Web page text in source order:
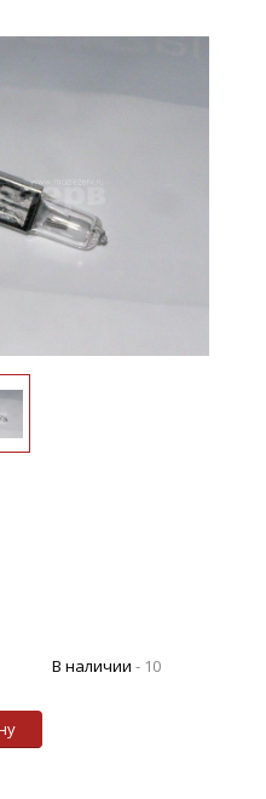
В наличии - 10